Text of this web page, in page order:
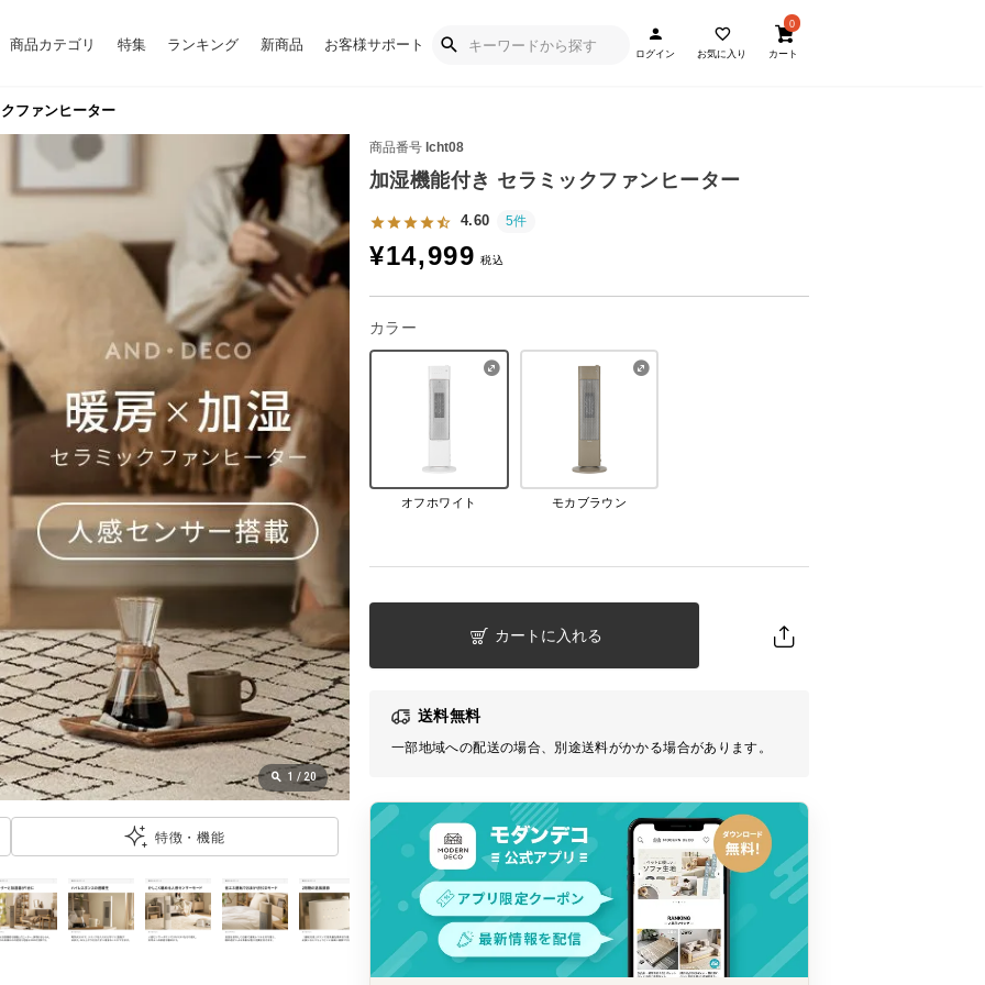
商品カテゴリ 特集 ランキング 新商品 お客様サポート
ログイン お気に入り
0
カート
ファンヒーター
商品番号 lcht08
加湿機能付き セラミックファンヒーター
4.60 5件
¥14,999
カラー
オフホワイト モカブラウン
カートに入れる
送料無料
一部地域への配送の場合、別途送料がかかる場合があります。
1 / 20
特徴・機能